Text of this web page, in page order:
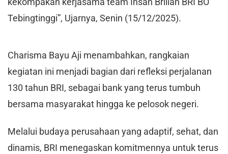
Tebingtinggi”, Ujarnya, Senin (15/12/2025).
​Charisma Bayu Aji menambahkan, rangkaian
kegiatan ini menjadi bagian dari refleksi perjalanan
130 tahun BRI, sebagai bank yang terus tumbuh
bersama masyarakat hingga ke pelosok negeri.
Melalui budaya perusahaan yang adaptif, sehat, dan
dinamis, BRI menegaskan komitmennya untuk terus